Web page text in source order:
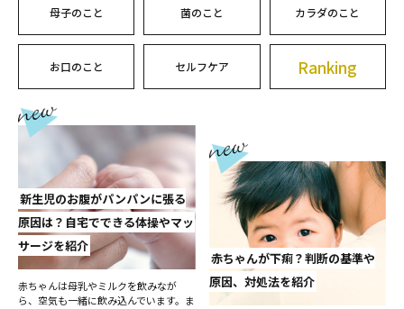
母子のこと 菌のこと カラダのこと
お口のこと セルフケア Ranking
新生児のお腹がパンパンに張る
原因は？自宅でできる体操やマッ
サージを紹介
赤ちゃんは母乳やミルクを飲みなが
ら、空気も一緒に飲み込んでいます。ま
赤ちゃんが下痢？判断の基準や
原因、対処法を紹介